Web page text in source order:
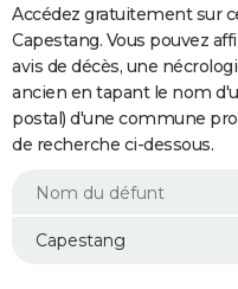
Programme TV
TNT
Streaming
Cinéma
Sorties cinéma
Musique
+
FINANCE
Retraite
Impôts
Epargne
Immobilier
Risques naturels par ville
Banque
Assurance
Crédit
AUTO
Essais
Réserver un essai
Citadines
Berlines
SUV
Forum auto
+
HIGH-TECH
BRICOLAGE
WEEK-END
Accédez gratuitement sur
Capestang. Vous pouvez
avis de décès, une
ancien en tapant le nom
postal) d'une commune
de recherche ci-dessous.